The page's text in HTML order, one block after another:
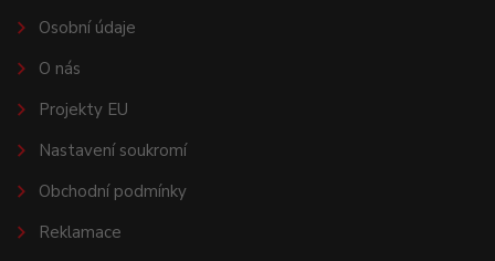
Osobní údaje
O nás
Projekty EU
Nastavení soukromí
Obchodní podmínky
Reklamace